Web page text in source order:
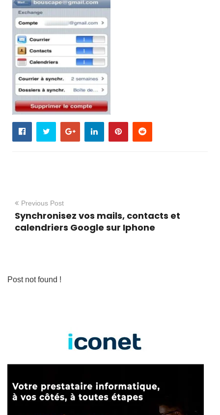
Previous Post
Synchronisez vos mails, contacts et
calendriers Google sur Iphone
Post not found !